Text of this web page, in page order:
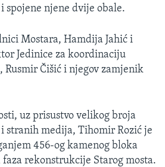
spojene njene dvije obale.
Mostara, Hamdija Jahić i
Jedinice za koordinaciju
Rusmir Čišić i njegov zamjenik
uz prisustvo velikog broja
stranih medija, Tihomir Rozić je
456-og kamenog bloka
faza rekonstrukcije Starog mosta.